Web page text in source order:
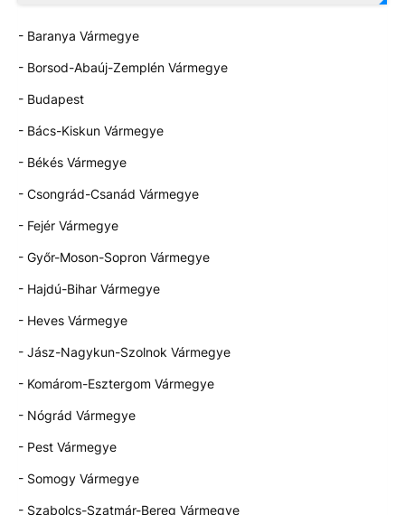
- Baranya Vármegye
- Borsod-Abaúj-Zemplén Vármegye
- Budapest
- Bács-Kiskun Vármegye
- Békés Vármegye
- Csongrád-Csanád Vármegye
- Fejér Vármegye
- Győr-Moson-Sopron Vármegye
- Hajdú-Bihar Vármegye
- Heves Vármegye
- Jász-Nagykun-Szolnok Vármegye
- Komárom-Esztergom Vármegye
- Nógrád Vármegye
- Pest Vármegye
- Somogy Vármegye
- Szabolcs-Szatmár-Bereg Vármegye